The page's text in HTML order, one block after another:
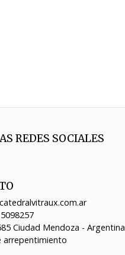
REDES SOCIALES
Ciudad Mendoza - Argentina
arrepentimiento